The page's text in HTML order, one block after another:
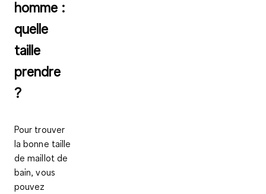
homme :
quelle
taille
prendre
?
Pour trouver
la bonne taille
de maillot de
bain, vous
pouvez